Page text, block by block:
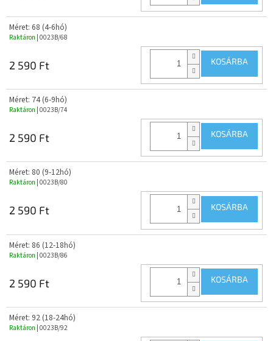
Méret: 68 (4-6hó)
Raktáron | 0023B/68
2 590 Ft KOSÁRBA
Méret: 74 (6-9hó)
Raktáron | 0023B/74
2 590 Ft KOSÁRBA
Méret: 80 (9-12hó)
Raktáron | 0023B/80
2 590 Ft KOSÁRBA
Méret: 86 (12-18hó)
Raktáron | 0023B/86
2 590 Ft KOSÁRBA
Méret: 92 (18-24hó)
Raktáron | 0023B/92